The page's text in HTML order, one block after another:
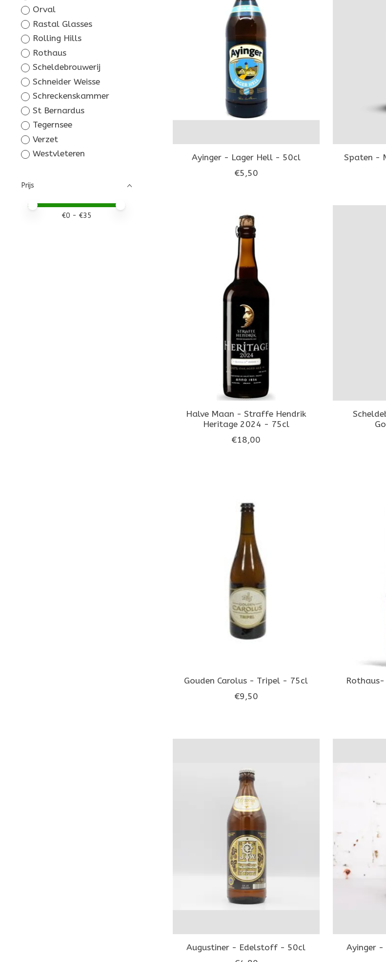
Orval
Rastal Glasses
Rolling Hills
Rothaus
Scheldebrouwerij
Schneider Weisse
Schreckenskammer
St Bernardus
Tegernsee
Verzet
Westvleteren
Prijs
Minimale prijswaarde
Price maximum value
€0 - €35
Ayinger - Lager Hell - 50cl
€5,50
Spaten -
Halve Maan - Straffe Hendrik
Heritage 2024 - 75cl
€18,00
Gouden Carolus - Tripel - 75cl
€9,50
Augustiner - Edelstoff - 50cl
Ayinger -